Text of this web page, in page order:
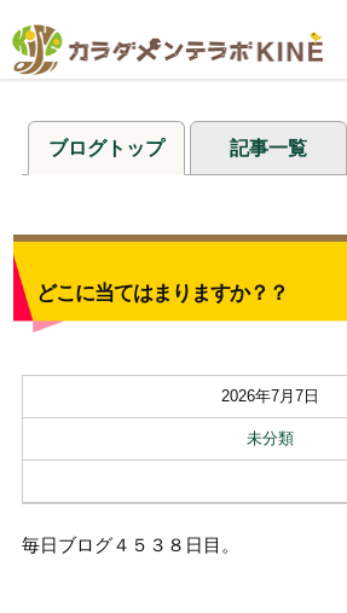
ブログトップ 記事一覧
どこに当てはまりますか？？
2026年7月7日
未分類
毎日ブログ４５３８日目。